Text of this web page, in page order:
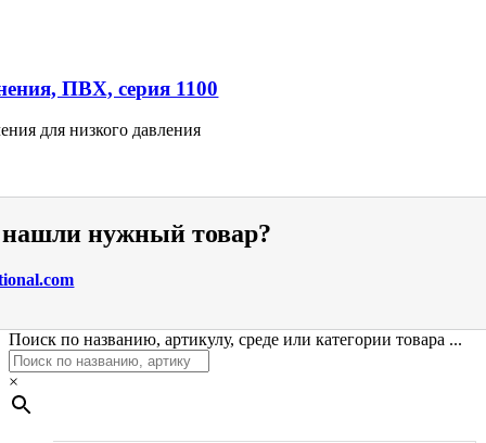
ПВХ, серия 1100
для низкого давления
нужный товар?
Поиск по названию, артикулу, среде или категории товара ...
×